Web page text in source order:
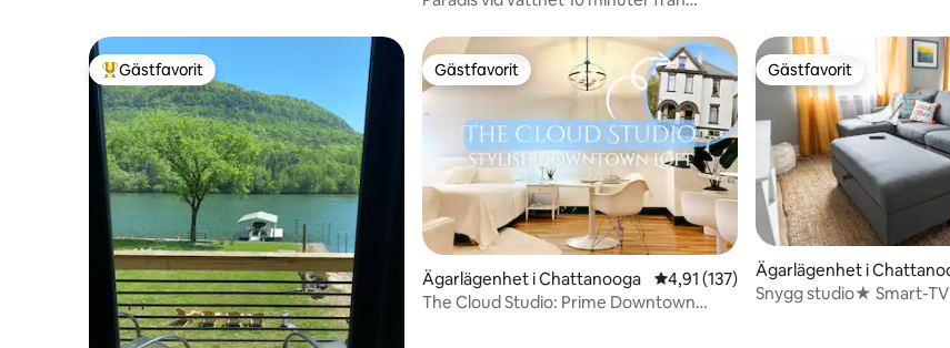
Populär gästfavorit
Gästfavorit Gästfavorit
Gästfavorit
Ägarlägenhet i Chattanooga 4,91 av 5 i genomsnittligt betyg, 137
4,91 (137)
The Cloud Studio: Prime Downtown
Gästfavorit
Gästfavorit
Ägarlägenhet i
Snygg studio★ Smart-